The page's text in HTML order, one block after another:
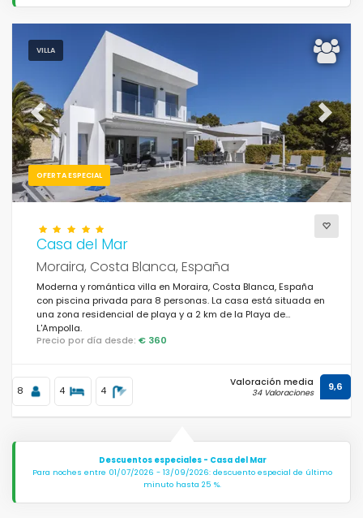
VILLA
OFERTA ESPECIAL
Previous Next
Casa del Mar
Moraira, Costa Blanca, España
Moderna y romántica villa en Moraira, Costa Blanca, España
con piscina privada para 8 personas. La casa está situada en
una zona residencial de playa y a 2 km de la Playa de
L'Ampolla.
Precio por día desde: € 360
8 4 4
Valoración media
34 Valoraciones 9,6
Descuentos especiales - Casa del Mar
Para noches entre 01/07/2026 - 13/09/2026: descuento especial de último
minuto hasta 25 %.